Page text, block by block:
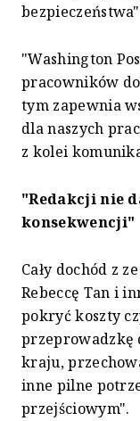
"Washington
pracowników
tym zapewnia
dla naszych
z kolei
"Redakcji nie
konsekwencji"
Cały dochód z
Rebeccę Tan i
pokryć koszty
przeprowadzkę
kraju,
inne pilne
przejściowym".